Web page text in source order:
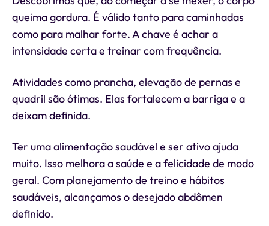
queima gordura. É válido tanto para caminhadas
como para malhar forte. A chave é achar a
intensidade certa e treinar com frequência.
Atividades como prancha, elevação de pernas e
quadril são ótimas. Elas fortalecem a barriga e a
deixam definida.
Ter uma alimentação saudável e ser ativo ajuda
muito. Isso melhora a saúde e a felicidade de modo
geral. Com planejamento de treino e hábitos
saudáveis, alcançamos o desejado abdômen
definido.